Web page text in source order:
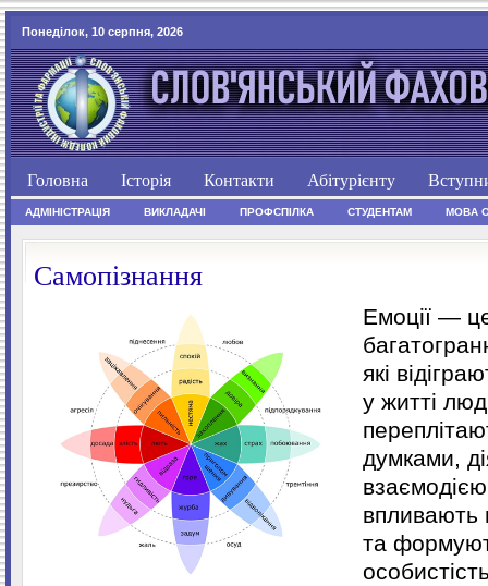
Понеділок, 10 серпня, 2026
Головна Історія Контакти Абітурієнту
АДМІНІСТРАЦІЯ ВИКЛАДАЧІ ПРОФСПІЛКА СТУДЕНТАМ МОВА
Самопізнання
Емоції —
які
у житті
думками,
впливають
та